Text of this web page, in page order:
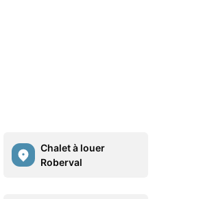
Chalet à louer
Roberval